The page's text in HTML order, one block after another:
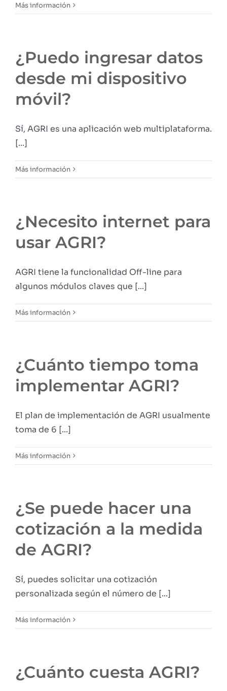
Más información
¿Puedo ingresar datos
desde mi dispositivo
móvil?
Sí, AGRI es una aplicación web multiplataforma.
[...]
Más información
¿Necesito internet para
usar AGRI?
AGRI tiene la funcionalidad Off-line para
algunos módulos claves que [...]
Más información
¿Cuánto tiempo toma
implementar AGRI?
El plan de implementación de AGRI usualmente
toma de 6 [...]
Más información
¿Se puede hacer una
cotización a la medida
de AGRI?
Sí, puedes solicitar una cotización
personalizada según el número de [...]
Más información
¿Cuánto cuesta AGRI?